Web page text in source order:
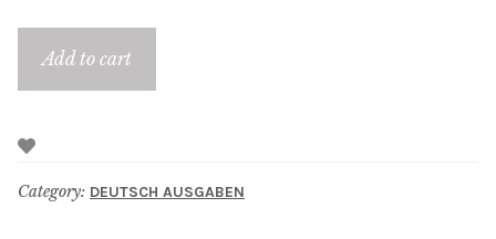
Add to cart
Category: DEUTSCH AUSGABEN